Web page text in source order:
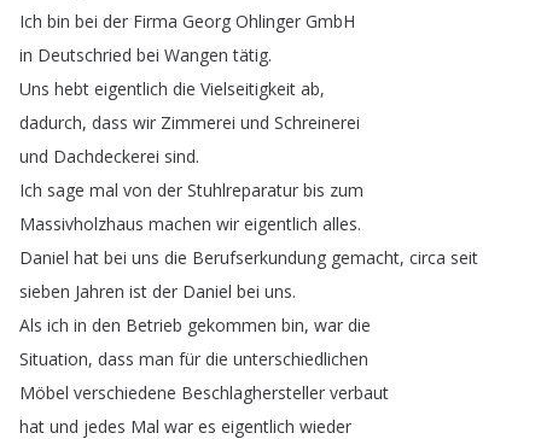
Ich bin bei der Firma Georg Ohlinger GmbH
in Deutschried bei Wangen tätig.
Uns hebt eigentlich die Vielseitigkeit ab,
dadurch, dass wir Zimmerei und Schreinerei
und Dachdeckerei sind.
Ich sage mal von der Stuhlreparatur bis zum
Massivholzhaus machen wir eigentlich alles.
Daniel hat bei uns die Berufserkundung gemacht, circa seit
sieben Jahren ist der Daniel bei uns.
Als ich in den Betrieb gekommen bin, war die
Situation, dass man für die unterschiedlichen
Möbel verschiedene Beschlaghersteller verbaut
hat und jedes Mal war es eigentlich wieder